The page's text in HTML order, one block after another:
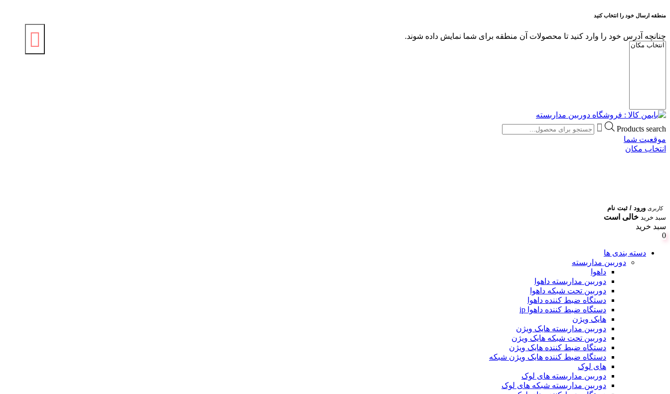
منطقه ارسال خود را انتخاب کنید
چنانچه آدرس خود را وارد کنید تا محصولات آن منطقه برای شما نمایش داده شوند.
Products search
موقعیت شما
انتخاب مکان
کاربری ورود / ثبت نام
سبد خرید خالی است
سبد خرید
0
دسته بندی ها
دوربین مداربسته
داهوا
دوربین مداربسته داهوا
دوربین تحت شبکه داهوا
دستگاه ضبط کننده داهوا
دستگاه ضبط کننده داهوا ip
هایک ویژن
دوربین مداربسته هایک ویژن
دوربین تحت شبکه هایک ویژن
دستگاه ضبط کننده هایک ویژن
دستگاه ضبط کننده هایک ویژن شبکه
های لوک
دوربین مداربسته های لوک
دوربین مداربسته شبکه های لوک